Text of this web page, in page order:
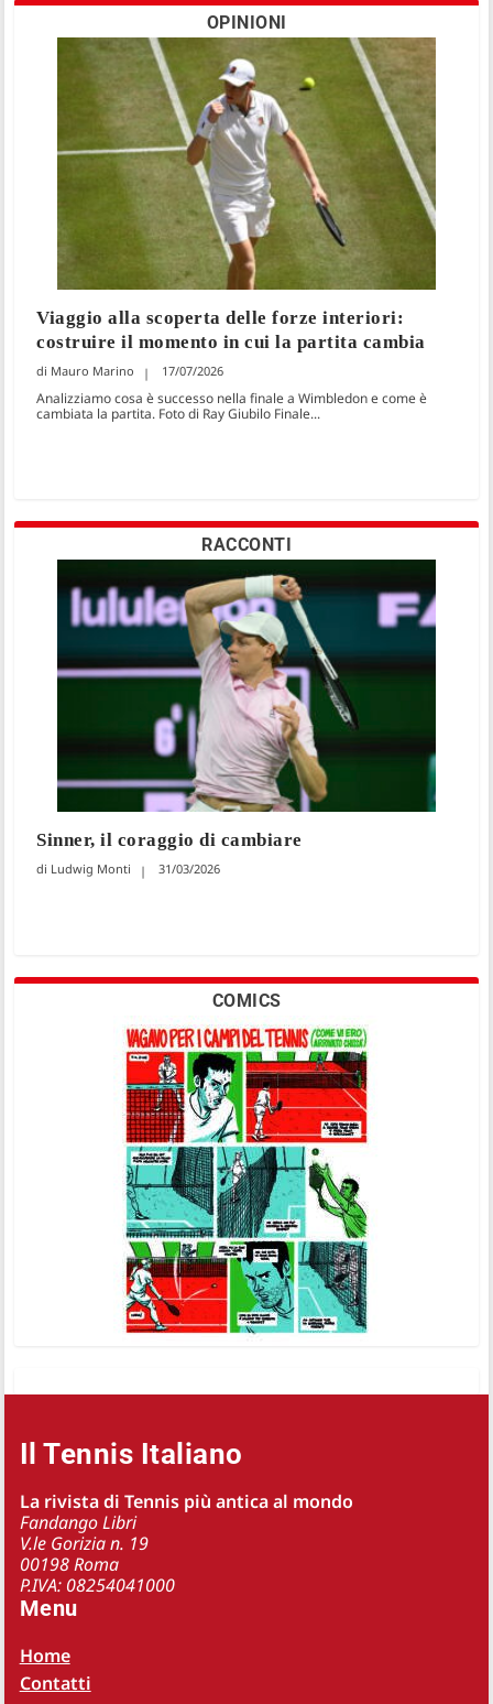
OPINIONI
Viaggio alla scoperta delle forze interiori:
costruire il momento in cui la partita cambia
Mauro Marino 17/07/2026
Analizziamo cosa è successo nella finale a Wimbledon e come è
cambiata la partita. Foto di Ray Giubilo Finale...
RACCONTI
Sinner, il coraggio di cambiare
Ludwig Monti 31/03/2026
COMICS
Il Tennis Italiano
La rivista di Tennis più antica al mondo
Fandango Libri
V.le Gorizia n. 19
00198 Roma
P.IVA: 08254041000
Menu
Home
Contatti